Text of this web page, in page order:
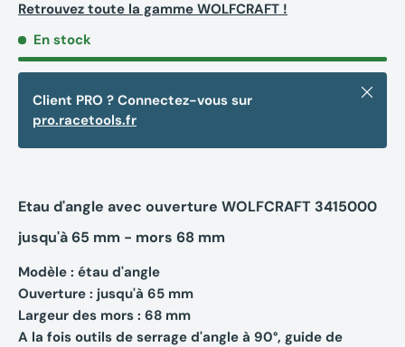
Retrouvez toute la gamme WOLFCRAFT !
En stock
Client PRO ? Connectez-vous sur
pro.racetools.fr
Fermer
Etau d'angle avec ouverture WOLFCRAFT 3415000
jusqu'à 65 mm - mors 68 mm
Modèle : étau d'angle
Ouverture : jusqu'à 65 mm
Largeur des mors : 68 mm
A la fois outils de serrage d'angle à 90°, guide de